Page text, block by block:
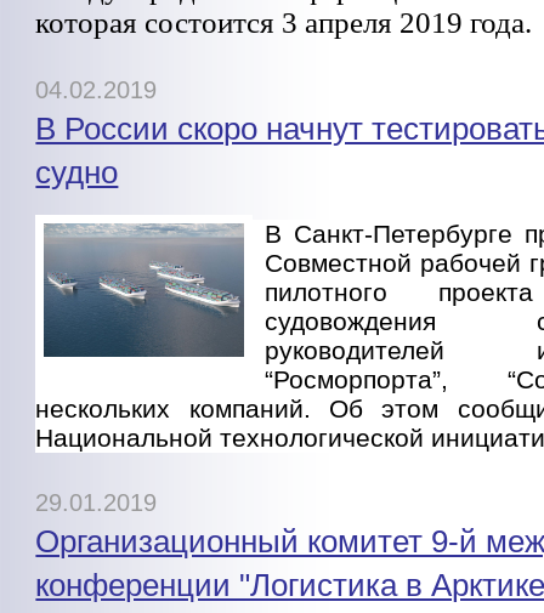
которая состоится 3 апреля 2019 года.
04.02.2019
В России скоро начнут
судно
В Санкт-Петербурге
Совместной рабочей
пилотного
“Росморпорта”,
нескольких компаний. Об этом
Национальной технологической
29.01.2019
Организационный комитет 9-й
конференции "Логистика в